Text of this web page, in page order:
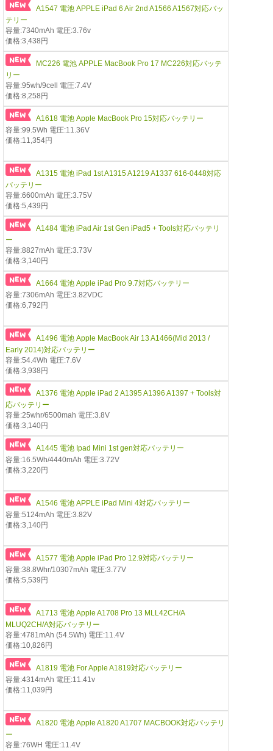
A1547 電池 APPLE iPad 6 Air 2nd A1566 A1567対応バッ
テリー
容量:7340mAh 電圧:3.76v
価格:3,438円
MC226 電池 APPLE MacBook Pro 17 MC226対応バッテ
リー
容量:95wh/9cell 電圧:7.4V
価格:8,258円
A1618 電池 Apple MacBook Pro 15対応バッテリー
容量:99.5Wh 電圧:11.36V
価格:11,354円
A1315 電池 iPad 1st A1315 A1219 A1337 616-0448対応
バッテリー
容量:6600mAh 電圧:3.75V
価格:5,439円
A1484 電池 iPad Air 1st Gen iPad5 + Tools対応バッテリ
ー
容量:8827mAh 電圧:3.73V
価格:3,140円
A1664 電池 Apple iPad Pro 9.7対応バッテリー
容量:7306mAh 電圧:3.82VDC
価格:6,792円
A1496 電池 Apple MacBook Air 13 A1466(Mid 2013 /
Early 2014)対応バッテリー
容量:54.4Wh 電圧:7.6V
価格:3,938円
A1376 電池 Apple iPad 2 A1395 A1396 A1397 + Tools対
応バッテリー
容量:25whr/6500mah 電圧:3.8V
価格:3,140円
A1445 電池 Ipad Mini 1st gen対応バッテリー
容量:16.5Wh/4440mAh 電圧:3.72V
価格:3,220円
A1546 電池 APPLE iPad Mini 4対応バッテリー
容量:5124mAh 電圧:3.82V
価格:3,140円
A1577 電池 Apple iPad Pro 12.9対応バッテリー
容量:38.8Whr/10307mAh 電圧:3.77V
価格:5,539円
A1713 電池 Apple A1708 Pro 13 MLL42CH/A
MLUQ2CH/A対応バッテリー
容量:4781mAh (54.5Wh) 電圧:11.4V
価格:10,826円
A1819 電池 For Apple A1819対応バッテリー
容量:4314mAh 電圧:11.41v
価格:11,039円
A1820 電池 Apple A1820 A1707 MACBOOK対応バッテリ
ー
容量:76WH 電圧:11.4V